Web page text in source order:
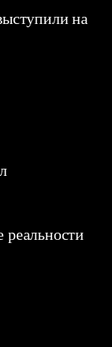
на
реальности